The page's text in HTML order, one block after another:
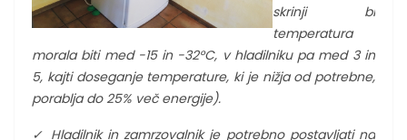
skrinji bi
temperatura
morala biti med -15 in -32°C, v hladilniku pa med 3 in
5, kajti doseganje temperature, ki je nižja od potrebne,
porablja do 25% več energije).
✓ Hladilnik in zamrzovalnik je potrebno postavljati na